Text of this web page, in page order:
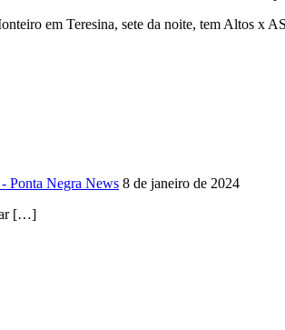
em Teresina, sete da noite, tem Altos x
Ponta Negra News 8 de janeiro de 2024
[…]